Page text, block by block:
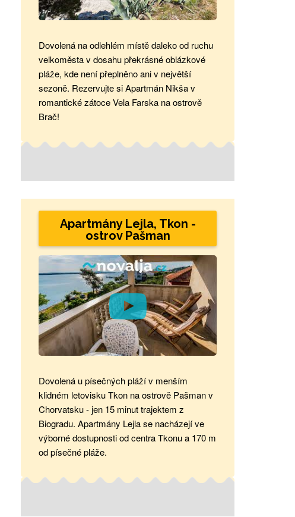
Dovolená na odlehlém místě daleko od ruchu
velkoměsta v dosahu překrásné oblázkové
pláže, kde není přeplněno ani v největší
sezoně. Rezervujte si Apartmán Nikša v
romantické zátoce Vela Farska na ostrově
Brač!
Apartmány Lejla, Tkon -
ostrov Pašman
Dovolená u písečných pláží v menším
klidném letovisku Tkon na ostrově Pašman v
Chorvatsku - jen 15 minut trajektem z
Biogradu. Apartmány Lejla se nacházejí ve
výborné dostupnosti od centra Tkonu a 170 m
od písečné pláže.